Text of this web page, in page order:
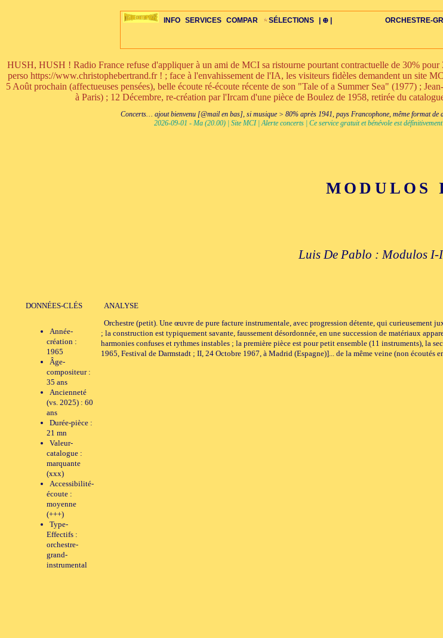
INFO
ÉDITORIAUX ACTUS-CONCERTS HISTOIRE PAYS STYLES-ÉCOLES CONTACT
SERVICES
MAJ-LISTE ARCH-CONCERTS LIENS RADIOS VIDÉOS PLAN FAQS GLOSSAIRE
COMPAR
SÉLECTION GUIDE-EXPRESS ŒUVRES BIOGRAPHIES PERSPECTIVE ITINÉRAIRES
SÉLECTIONS
SÉLECTION COMPOS-INTRO COMPO-INDIV ŒUVRES-INDIV
| ⊕ |
20ÈME PARAL 1001 CD TOP-REC BONUS-ROMANS BONUS-FILMS BONUS-VINS
VOIX-SOLO-
LIEDERPIANO-SOLO
DOUBLE-C+
CELLO-C
ALTO-C
VIOLON-C
PIANO-CONC
ORCHESTRE-
GRAND-INSTR-SEULS
HUSH, HUSH ! Radio France refuse d'appliquer à un ami de MCI sa ristourne pourtant contractuelle de 30%
perso https://www.christophebertrand.fr ! ; face à l'envahissement de l'IA, les visiteurs fidèles demandent un site
5 Août prochain (affectueuses pensées), belle écoute ré-écoute récente de son "Tale of a Summer Sea" (1977) ;
à Paris) ; 12 Décembre, re-création par l'Ircam d'une pièce de Boulez de 1958, retirée du
Concerts… ajout bienvenu [@mail en bas], si musique > 80% après 1941, pays Francophone, même format
2026-09-01 - Ma (20.00) | Site MCI | Alerte concerts | Ce service gratuit et bénévole est
Luis De Pablo : Modulos I-
DONNÉES-CLÉS ANALYSE
Année-
création :
1965
Âge-
compositeur :
35 ans
Ancienneté
(vs. 2025) : 60
ans
Durée-pièce :
21 mn
Valeur-
catalogue :
marquante
(xxx)
Accessibilité-
écoute :
moyenne
(+++)
Type-
Effectifs :
orchestre-
grand-
instrumental
Orchestre (petit). Une œuvre de pure facture instrumentale, avec progression détente, qui curieusement
; la construction est typiquement savante, faussement désordonnée, en une succession de matériaux
harmonies confuses et rythmes instables ; la première pièce est pour petit ensemble (11 instruments), la
1965, Festival de Darmstadt ; II, 24 Octobre 1967, à Madrid (Espagne)]... de la même veine (non écoutés